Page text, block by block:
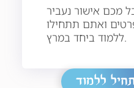
מכם אישור נעביר
ואתם תתחילו
ללמוד ביחד במרץ.
ללמוד